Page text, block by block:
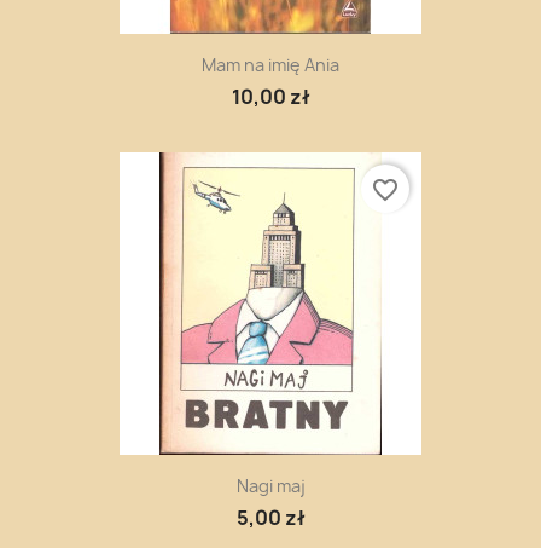
Mam na imię Ania
10,00 zł
Nagi maj
5,00 zł
favorite_border